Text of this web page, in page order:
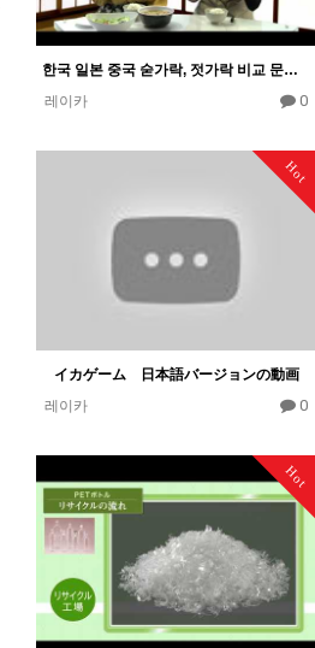
한국 일본 중국 숟가락, 젓가락 비교 문화(학습지)
레이카
0
Hot
イカゲーム 日本語バージョンの動画
레이카
0
Hot